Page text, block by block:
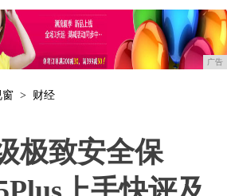
广告
窗 > 财经
极致安全保